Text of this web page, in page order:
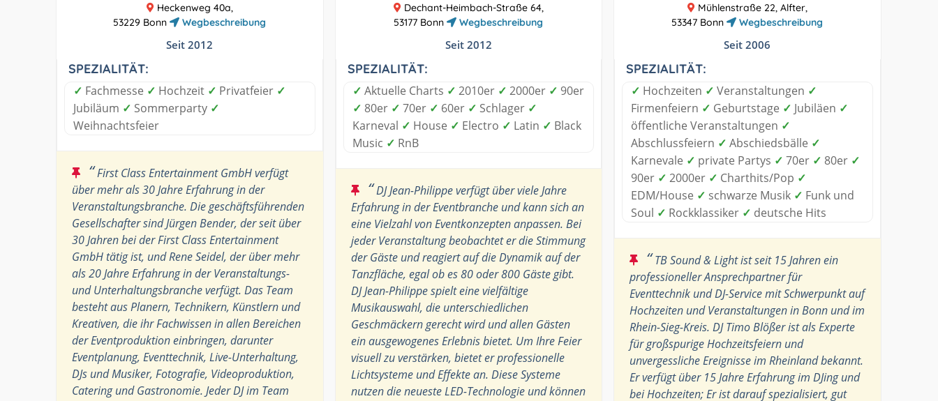
Heckenweg 40a,
53229 Bonn
Wegbeschreibung
Seit 2012
SPEZIALITÄT:
✓ Fachmesse ✓ Hochzeit ✓ Privatfeier ✓
Jubiläum ✓ Sommerparty ✓
Weihnachtsfeier
“First Class Entertainment GmbH verfügt
über mehr als 30 Jahre Erfahrung in der
Veranstaltungsbranche. Die geschäftsführenden
Gesellschafter sind Jürgen Bender, der seit über
30 Jahren bei der First Class Entertainment
GmbH tätig ist, und Rene Seidel, der über mehr
als 20 Jahre Erfahrung in der Veranstaltungs-
und Unterhaltungsbranche verfügt. Das Team
besteht aus Planern, Technikern, Künstlern und
Kreativen, die ihr Fachwissen in allen Bereichen
der Eventproduktion einbringen, darunter
Eventplanung, Eventtechnik, Live-Unterhaltung,
DJs und Musiker, Fotografie, Videoproduktion,
Catering und Gastronomie. Jeder DJ im Team
Dechant-Heimbach-Straße 64,
53177 Bonn
Wegbeschreibung
Seit 2012
SPEZIALITÄT:
✓ Aktuelle Charts ✓ 2010er ✓ 2000er ✓ 90er
✓ 80er ✓ 70er ✓ 60er ✓ Schlager ✓
Karneval ✓ House ✓ Electro ✓ Latin ✓ Black
Music ✓ RnB
“DJ Jean-Philippe verfügt über viele Jahre
Erfahrung in der Eventbranche und kann sich an
eine Vielzahl von Eventkonzepten anpassen. Bei
jeder Veranstaltung beobachtet er die Stimmung
der Gäste und reagiert auf die Dynamik auf der
Tanzfläche, egal ob es 80 oder 800 Gäste gibt.
DJ Jean-Philippe spielt eine vielfältige
Musikauswahl, die unterschiedlichen
Geschmäckern gerecht wird und allen Gästen
ein ausgewogenes Erlebnis bietet. Um Ihre Feier
visuell zu verstärken, bietet er professionelle
Lichtsysteme und Effekte an. Diese Systeme
nutzen die neueste LED-Technologie und können
Mühlenstraße 22, Alfter,
53347 Bonn
Wegbeschreibung
Seit 2006
SPEZIALITÄT:
✓ Hochzeiten ✓ Veranstaltungen ✓
Firmenfeiern ✓ Geburtstage ✓ Jubiläen ✓
öffentliche Veranstaltungen ✓
Abschlussfeiern ✓ Abschiedsbälle ✓
Karnevale ✓ private Partys ✓ 70er ✓ 80er ✓
90er ✓ 2000er ✓ Charthits/Pop ✓
EDM/House ✓ schwarze Musik ✓ Funk und
Soul ✓ Rockklassiker ✓ deutsche Hits
“TB Sound & Light ist seit 15 Jahren ein
professioneller Ansprechpartner für
Eventtechnik und DJ-Service mit Schwerpunkt auf
Hochzeiten und Veranstaltungen in Bonn und im
Rhein-Sieg-Kreis. DJ Timo Blößer ist als Experte
für großspurige Hochzeitsfeiern und
unvergessliche Ereignisse im Rheinland bekannt.
Er verfügt über 15 Jahre Erfahrung im DJing und
bei Hochzeiten; Er ist darauf spezialisiert, gut